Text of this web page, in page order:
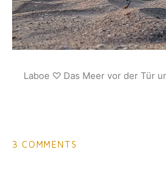
Laboe ♡ Das Meer vor der Tür
3 COMMENTS